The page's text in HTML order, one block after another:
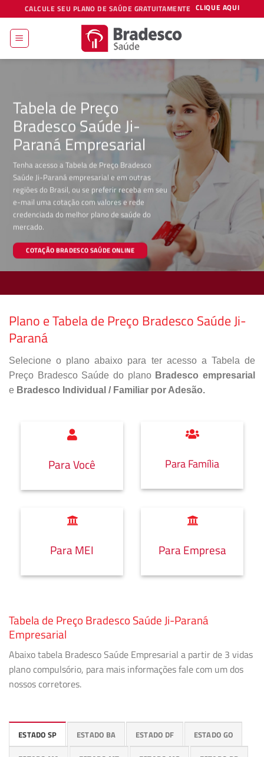
to
content
CALCULE SEU PLANO DE SAÚDE GRATUITAMENTE CLIQUE AQUI
Tabela de Preço
Bradesco Saúde Ji-
Paraná Empresarial
Tenha acesso a Tabela de Preço Bradesco
Saúde Ji-Paraná empresarial e em outras
regiões do Brasil, ou se preferir receba em seu
e-mail uma cotação com valores e rede
credenciada do melhor plano de saúde do
mercado.
COTAÇÃO BRADESCO SAÚDE ONLINE
Plano e Tabela de Preço Bradesco Saúde Ji-
Paraná
Selecione o plano abaixo para ter acesso a Tabela de
Preço Bradesco Saúde do plano Bradesco empresarial
e Bradesco Individual / Familiar por Adesão.
Para Você Para Família
Para MEI Para Empresa
Tabela de Preço Bradesco Saúde Ji-Paraná
Empresarial
Abaixo tabela Bradesco Saúde Empresarial a partir de 3 vidas
plano compulsório, para mais informações fale com um dos
nossos corretores.
ESTADO SP ESTADO BA ESTADO DF ESTADO GO